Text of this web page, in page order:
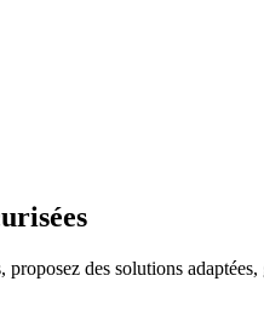
des solutions